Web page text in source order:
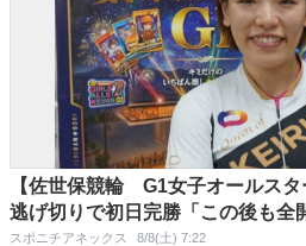
【佐世保競輪 G1女子オールス
逃げ切りで初日完勝「この後も全
スポニチアネックス 8/8(土) 7:22